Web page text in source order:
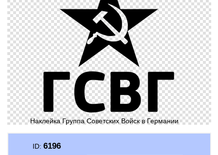
Наклейка Группа Советских Войск в Германии
ID: 6196